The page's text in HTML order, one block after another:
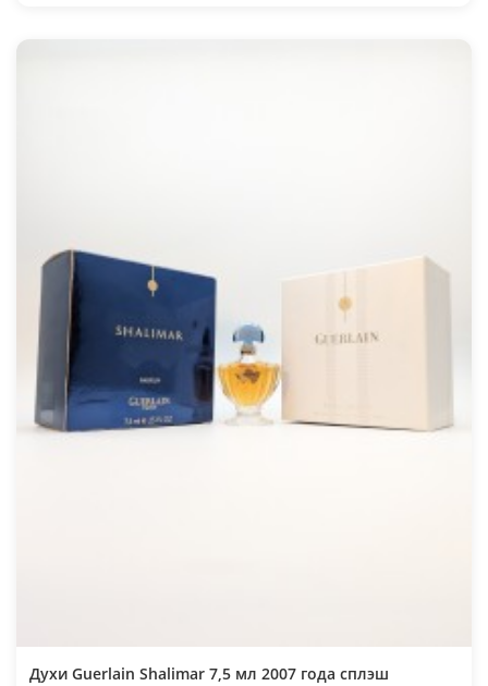
Духи Guerlain Shalimar 7,5 мл 2007 года сплэш